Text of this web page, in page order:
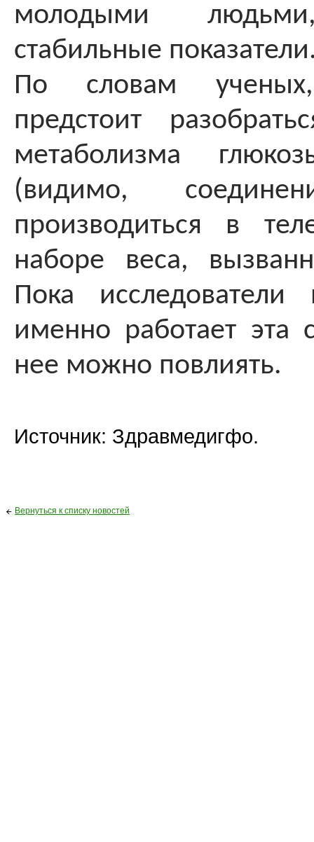
молодыми
стабильные
По словам
предстоит
метаболизма
(видимо,
производиться в
наборе веса,
Пока
именно работает эта
нее можно повлиять.
Источник: Здравмедигфо.
Вернуться к списку новостей